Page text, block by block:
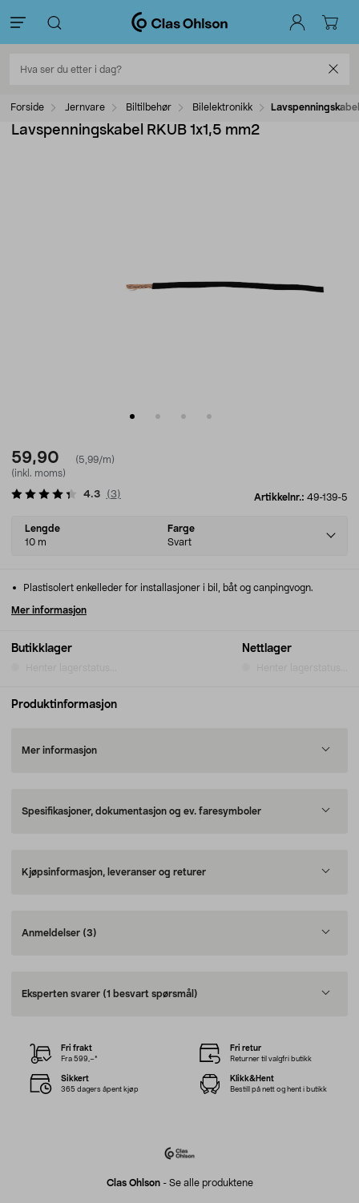
Forside Jernvare Biltilbehør Bilelektronikk
Lavspenningskabel RKUB 1x1,5 mm2
59,90
(5,99/m)
(inkl. moms)
Artikkelnr.: 49-139-5
4.3 (3)
Select
variant
Lengde
10 m
Farge
Svart
Butikklager Nettlager
Plastisolert enkelleder for installasjoner i bil, båt og canpingvogn.
Mer informasjon
Produktinformasjon
Mer informasjon
Spesifikasjoner, dokumentasjon og ev. faresymboler
Kjøpsinformasjon, leveranser og returer
Anmeldelser (3)
Eksperten svarer (1 besvart spørsmål)
Clas Ohlson- Se alle produktene
Fri frakt
Fra 599,–*
Fri retur
Returner til valgfri butikk
Sikkert
365 dagers åpent kjøp
Klikk&Hent
Bestill på nett og hent i butikk